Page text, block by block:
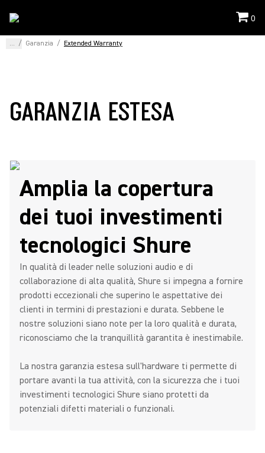
0
... / Garanzia / Extended Warranty
GARANZIA ESTESA
Amplia la copertura
dei tuoi investimenti
tecnologici Shure
In qualità di leader nelle soluzioni audio e di
collaborazione di alta qualità, Shure si impegna a fornire
prodotti eccezionali che superino le aspettative dei
clienti in termini di prestazioni e durata. Sebbene le
nostre soluzioni siano note per la loro qualità e durata,
riconosciamo che la tranquillità garantita è inestimabile.
La nostra garanzia estesa sull'hardware ti permette di
portare avanti la tua attività, con la sicurezza che i tuoi
investimenti tecnologici Shure siano protetti da
potenziali difetti materiali o funzionali.